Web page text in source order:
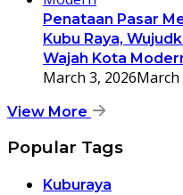
Penataan Pasar
Kubu Raya,
Wajah Kota
March 3, 2026March
View More
Popular Tags
Kuburaya